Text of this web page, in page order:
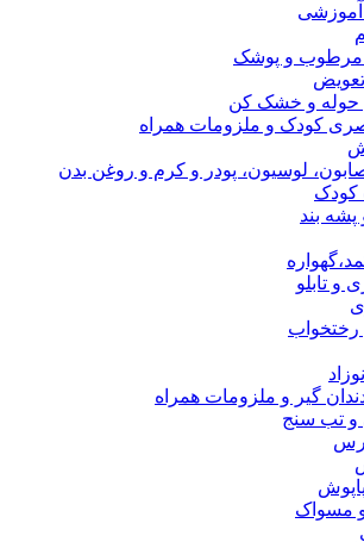
مرطوب و پوشک
تعویض
و خشک کن
کودک و ملزومات همراه
لوسیون، پودر و کرم و روغن بدن
بند
و تابلو
گیر و ملزومات همراه
و تب سنج
و مسواک